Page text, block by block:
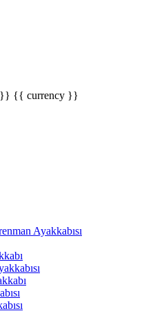
}} {{ currency }}
Ayakkabısı